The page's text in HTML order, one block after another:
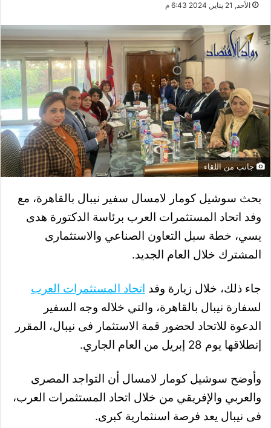
الأحد, 21 يناير, 2024 6:43 م
جانب من اللقاء
بحث سوشيل كومار لامسال سفير نيبال بالقاهرة، مع
وفد اتحاد المستثمرات العرب برئاسة الدكتورة هدى
يسي، خطة سبل التعاون الصناعي والاستثمارى
المشترك خلال العام الجديد.
جاء ذلك، خلال زيارة وفد اتحاد المستثمرات العرب
لسفارة نيبال بالقاهرة، والتي خلاله وجه السفير
الدعوة للاتحاد لحضور قمة الاستثمار فى نيبال، المقرر
إنطلاقها يوم 28 إبريل من العام الجاري.
وأوضح سوشيل كومار لامسال أن التواجد المصرى
والعربي والإفريقي من خلال اتحاد المستثمرات العرب،
فى نيبال يعد فرصة اسنثمارية كبرى.